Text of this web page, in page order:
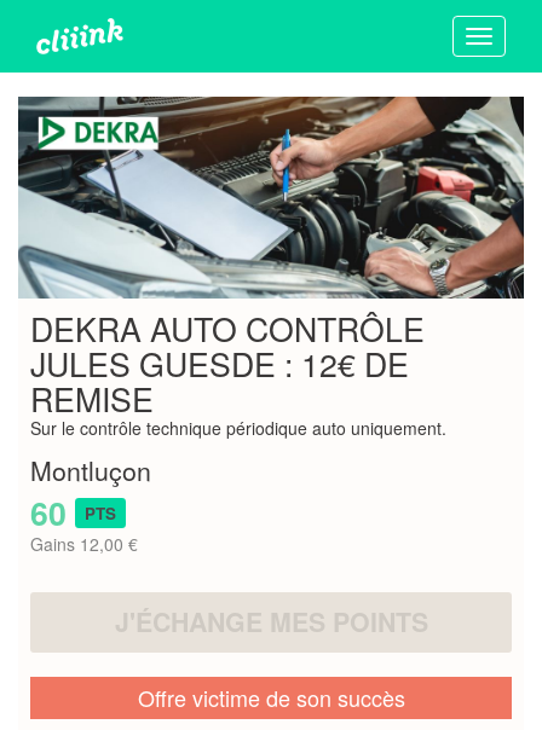
Toggle
DEKRA AUTO CONTRÔLE
JULES GUESDE : 12€ DE
REMISE
Sur le contrôle technique périodique auto uniquement.
Montluçon
60 PTS
Gains 12,00 €
J'ÉCHANGE MES POINTS
Offre victime de son succès